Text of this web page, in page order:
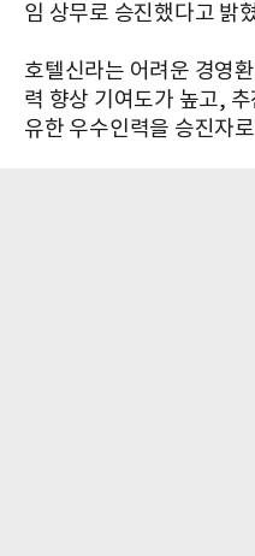
임 상무로 승진했다고 밝
호텔신라는 어려운 경영
력 향상 기여도가 높고,
유한 우수인력을 승진자